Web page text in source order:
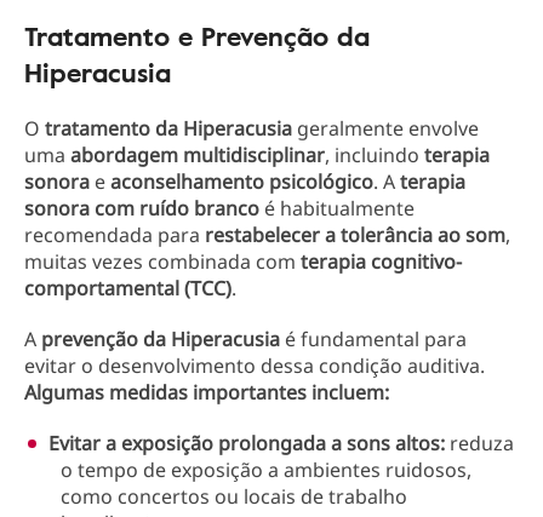
Tratamento e Prevenção da
Hiperacusia
O tratamento da Hiperacusia geralmente envolve
uma abordagem multidisciplinar, incluindo terapia
sonora eaconselhamento psicológico. Aterapia
sonora com ruído branco é habitualmente
recomendada para restabelecer a tolerância ao som,
muitas vezes combinada com terapia cognitivo-
comportamental (TCC).
A prevenção da Hiperacusia é fundamental para
evitar o desenvolvimento dessa condição auditiva.
Algumas medidas importantes incluem:
Evitar a exposição prolongada a sons altos: reduza
o tempo de exposição a ambientes ruidosos,
como concertos ou locais de trabalho